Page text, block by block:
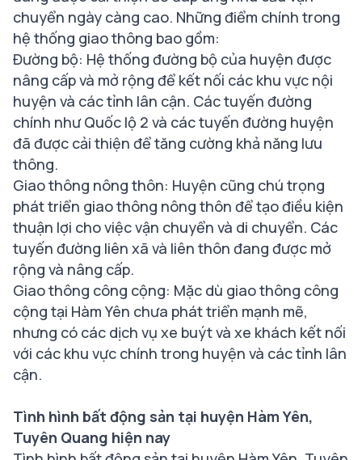
chuyển ngày càng cao. Những điểm chính trong
hệ thống giao thông bao gồm:
Đường bộ: Hệ thống đường bộ của huyện được
nâng cấp và mở rộng để kết nối các khu vực nội
huyện và các tỉnh lân cận. Các tuyến đường
chính như Quốc lộ 2 và các tuyến đường huyện
đã được cải thiện để tăng cường khả năng lưu
thông.
Giao thông nông thôn: Huyện cũng chú trọng
phát triển giao thông nông thôn để tạo điều kiện
thuận lợi cho việc vận chuyển và di chuyển. Các
tuyến đường liên xã và liên thôn đang được mở
rộng và nâng cấp.
Giao thông công cộng: Mặc dù giao thông công
cộng tại Hàm Yên chưa phát triển mạnh mẽ,
nhưng có các dịch vụ xe buýt và xe khách kết nối
với các khu vực chính trong huyện và các tỉnh lân
cận.
Tình hình bất động sản tại huyện Hàm Yên,
Tuyên Quang hiện nay